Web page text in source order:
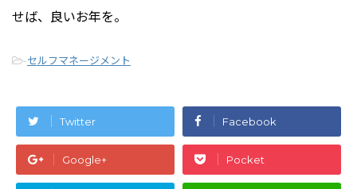
せば、良いお年を。
-セルフマネージメント
Twitter Facebook
Google+ Pocket